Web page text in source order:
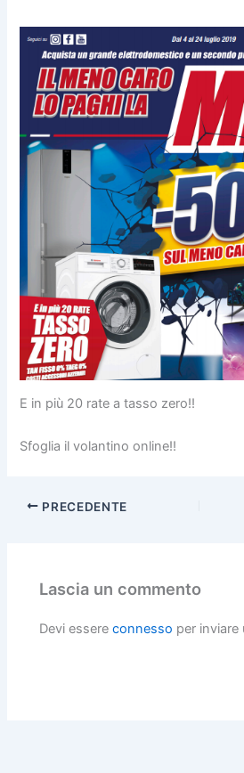
E in più 20 rate a tasso zero!!
Sfoglia il volantino online!!
PRECEDENTE
Lascia un commento
Devi essereconnesso per